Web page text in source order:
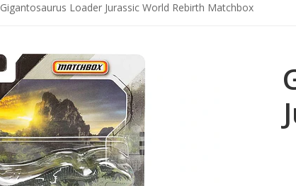
Gigantosaurus Loader Jurassic World Rebirth Matchbox